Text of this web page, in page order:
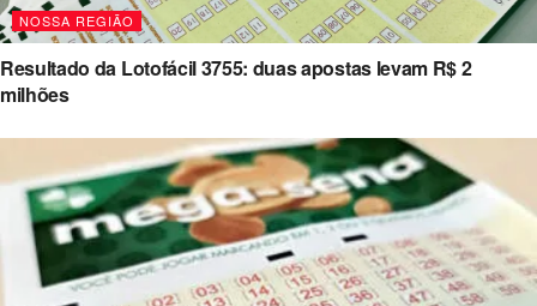
NOSSA REGIÃO
Resultado da Lotofácil 3755: duas apostas levam R$ 2
milhões